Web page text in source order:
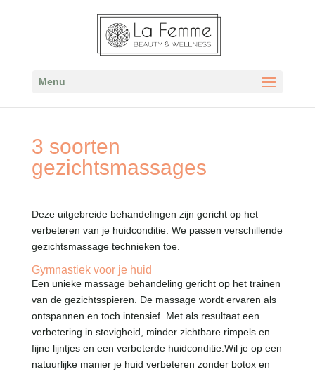
Menu
3 soorten
gezichtsmassages
Deze uitgebreide behandelingen zijn gericht op het
verbeteren van je huidconditie. We passen verschillende
gezichtsmassage technieken toe.
Gymnastiek voor je huid
Een unieke massage behandeling gericht op het trainen
van de gezichtsspieren. De massage wordt ervaren als
ontspannen en toch intensief. Met als resultaat een
verbetering in stevigheid, minder zichtbare rimpels en
fijne lijntjes en een verbeterde huidconditie.Wil je op een
natuurlijke manier je huid verbeteren zonder botox en